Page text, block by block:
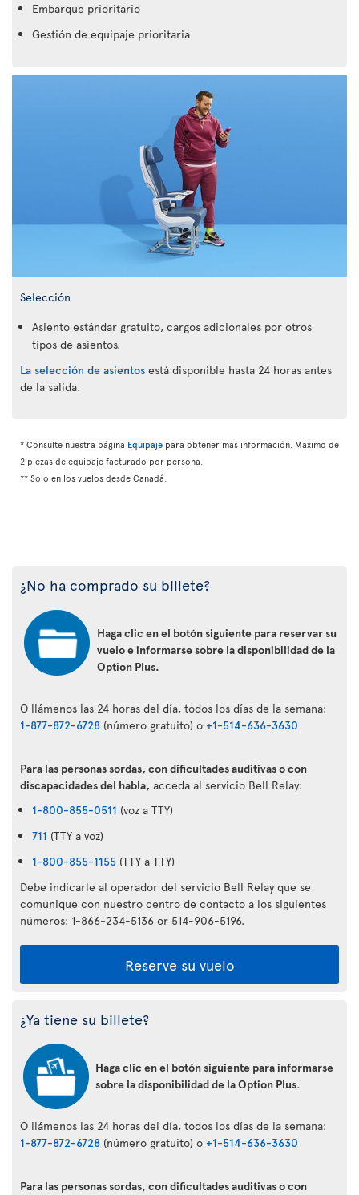
Embarque prioritario
Gestión de equipaje prioritaria
Selección
Asiento estándar gratuito, cargos adicionales por otros
tipos de asientos.
La selección de asientos está disponible hasta 24 horas antes
de la salida.
* Consulte nuestra página Equipaje para obtener más información. Máximo de
2 piezas de equipaje facturado por persona.
** Solo en los vuelos desde Canadá.
¿No ha comprado su billete?
Haga clic en el botón siguiente para reservar su
vuelo e informarse sobre la disponibilidad de la
Option Plus.
O llámenos las 24 horas del día, todos los días de la semana:
1-877-872-6728 (número gratuito) o +1-514-636-3630
Para las personas sordas, con dificultades auditivas o con
discapacidades del habla, acceda al servicio Bell Relay:
1-800-855-0511 (voz a TTY)
711 (TTY a voz)
1-800-855-1155 (TTY a TTY)
Debe indicarle al operador del servicio Bell Relay que se
comunique con nuestro centro de contacto a los siguientes
números: 1-866-234-5136 or 514-906-5196.
Reserve su vuelo
¿Ya tiene su billete?
Haga clic en el botón siguiente para informarse
sobre la disponibilidad de la Option Plus.
O llámenos las 24 horas del día, todos los días de la semana:
1-877-872-6728 (número gratuito) o +1-514-636-3630
Para las personas sordas, con dificultades auditivas o con